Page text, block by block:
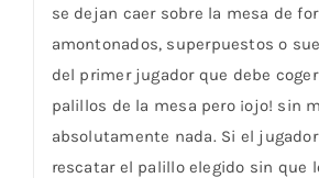
se dejan caer sobre la mesa de
amontonados, superpuestos o
del primer jugador que debe
palillos de la mesa pero ¡ojo! sin
absolutamente nada. Si el
rescatar el palillo elegido sin que